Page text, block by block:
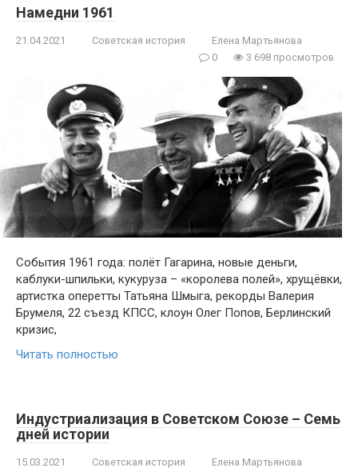
Намедни 1961
21.04.2021 Советская история
Елена Мартьянова
0
3 698 просмотров
События 1961 года: полёт Гагарина, новые деньги,
каблуки-шпильки, кукуруза – «королева полей», хрущёвки,
артистка оперетты Татьяна Шмыга, рекорды Валерия
Брумеля, 22 съезд КПСС, клоун Олег Попов, Берлинский
кризис,
Читать полностью
Индустриализация в Советском Союзе – Семь
дней истории
15.03.2021 Советская история
Елена Мартьянова